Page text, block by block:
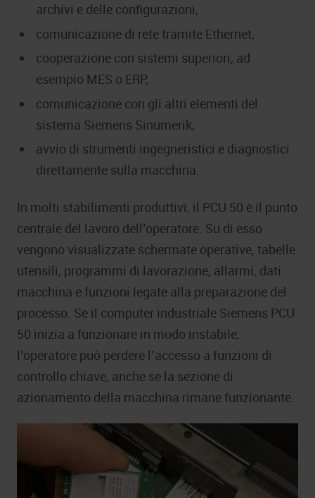
archivi e delle configurazioni,
comunicazione di rete tramite Ethernet,
cooperazione con sistemi superiori, ad
esempio MES o ERP,
comunicazione con gli altri elementi del
sistema Siemens Sinumerik,
avvio di strumenti ingegneristici e diagnostici
direttamente sulla macchina.
In molti stabilimenti produttivi, il PCU 50 è il punto
centrale del lavoro dell’operatore. Su di esso
vengono visualizzate schermate operative, tabelle
utensili, programmi di lavorazione, allarmi, dati
macchina e funzioni legate alla preparazione del
processo. Se il computer industriale Siemens PCU
50 inizia a funzionare in modo instabile,
l’operatore può perdere l’accesso a funzioni di
controllo chiave, anche se la sezione di
azionamento della macchina rimane funzionante.